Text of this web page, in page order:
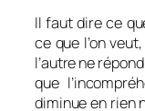
Il faut dire ce
ce que l’on
l’autre ne
que
diminue en rien